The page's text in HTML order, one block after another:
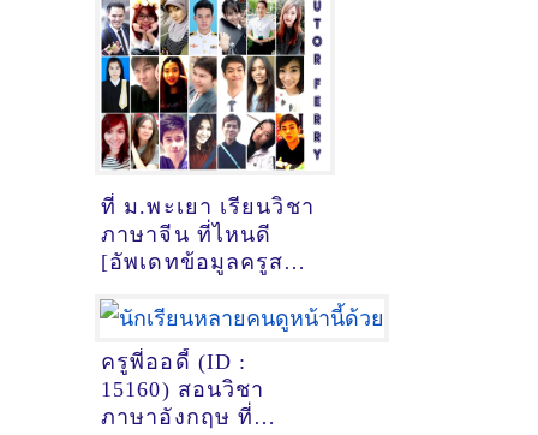
ที่ ม.พะเยา เรียนวิชา
ภาษาจีน ที่ไหนดี
[อัพเดทข้อมูลครูสอน
เมื่อ18/10/2024,
9:15:11]
ครูพี่ออดี้ (ID :
15160) สอนวิชา
ภาษาอังกฤษ ที่